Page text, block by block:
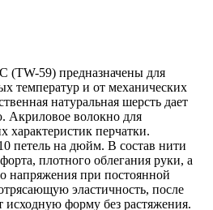
59) предназначены для
температур и от механических
натуральная шерсть дает
Акриловое волокно для
характеристик перчатки.
петель на дюйм. В состав нити
плотного облегания руки, а
напряжения при постоянной
эластичность, после
исходную форму без растяжения.